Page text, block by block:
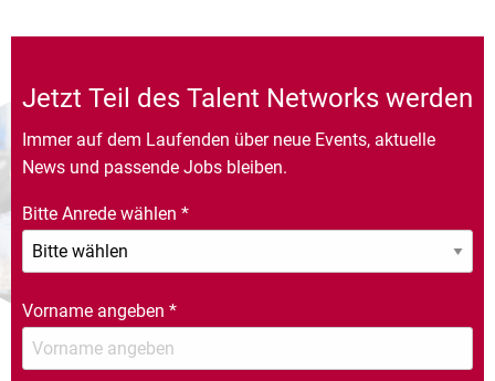
Jetzt Teil des Talent Networks werden
Immer auf dem Laufenden über neue Events, aktuelle
News und passende Jobs bleiben.
Bitte Anrede wählen *
Vorname angeben *